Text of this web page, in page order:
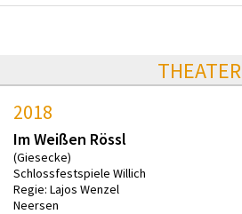
THEATER
2018
Im Weißen Rössl
(Giesecke)
Schlossfestspiele Willich
Regie: Lajos Wenzel
Neersen